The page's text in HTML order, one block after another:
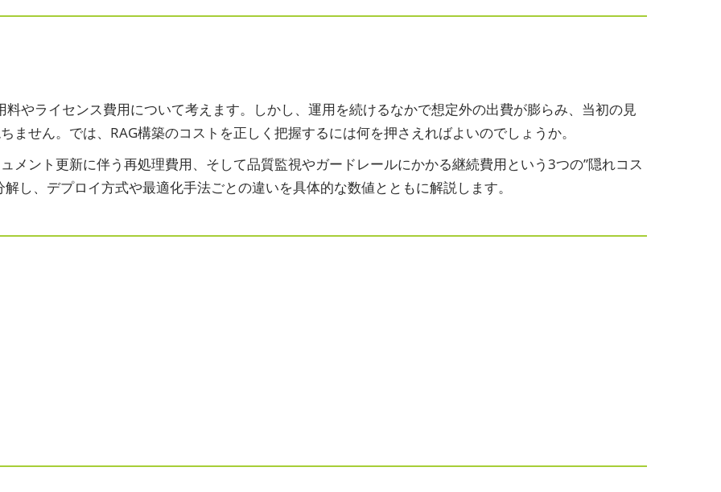
やライセンス費用について考えます。しかし、運用を続けるなかで想定外の出費が膨らみ、当初の見
ません。では、RAG構築のコストを正しく把握するには何を押さえればよいのでしょうか。
メント更新に伴う再処理費用、そして品質監視やガードレールにかかる継続費用という3つの”隠れコス
し、デプロイ方式や最適化手法ごとの違いを具体的な数値とともに解説します。